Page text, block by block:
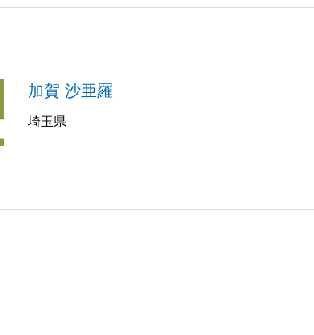
Instagram SEOが必
加賀 沙亜羅
埼玉県